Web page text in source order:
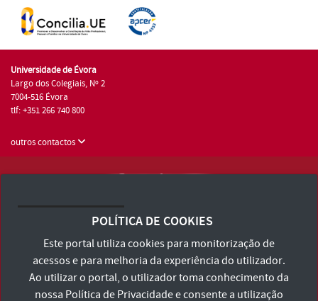
Universidade de Évora
Largo dos Colegiais, Nº 2
7004-516 Évora
tlf: +351 266 740 800
outros contactos
Consulte os Termos e Condições e Política de Privacidade
Declaração de Acessibilidade
POLÍTICA DE COOKIES
Este portal utiliza cookies para monitorização de
acessos e para melhoria da experiência do utilizador.
Ao utilizar o portal, o utilizador toma conhecimento da
nossa Política de Privacidadee consente a utilização